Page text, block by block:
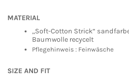
MATERIAL
„Soft-Cotton Strick“
Baumwolle recycelt
Pflegehinweis : Feinwäsche
SIZE AND FIT